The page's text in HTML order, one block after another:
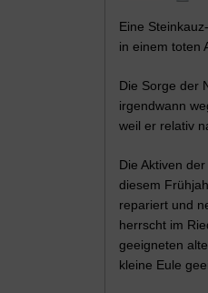
Eine
in einem toten
Die Sorge der
irgendwann
weil er relativ
Die Aktiven
diesem
repariert und
herrscht im
geeigneten
kleine Eule